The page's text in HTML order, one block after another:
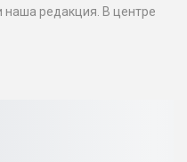
наша редакция. В центре